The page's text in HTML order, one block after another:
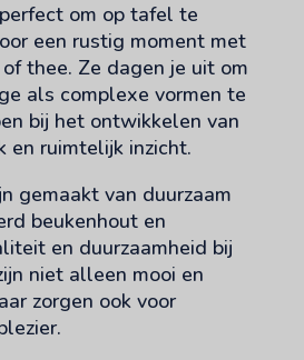
om op tafel te
een rustig moment met
thee. Ze dagen je uit om
als complexe vormen te
bij het ontwikkelen van
en ruimtelijk inzicht.
gemaakt van duurzaam
beukenhout en
en duurzaamheid bij
niet alleen mooi en
zorgen ook voor